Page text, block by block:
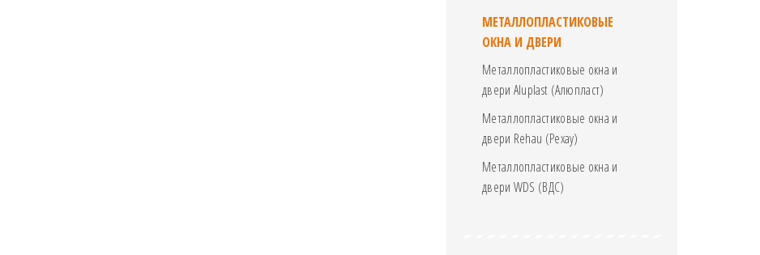
МЕТАЛЛОПЛАСТИКОВЫЕ
ОКНА И ДВЕРИ
Металлопластиковые окна и
двери Aluplast (Алюпласт)
Металлопластиковые окна и
двери Rehau (Рехау)
Металлопластиковые окна и
двери WDS (ВДС)